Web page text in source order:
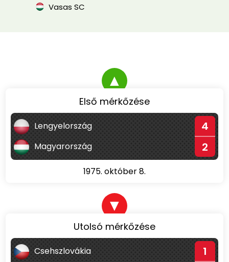
Vasas SC
▲
Első mérkőzése
Lengyelország 4
Magyarország 2
1975. október 8.
▼
Utolsó mérkőzése
Csehszlovákia 1